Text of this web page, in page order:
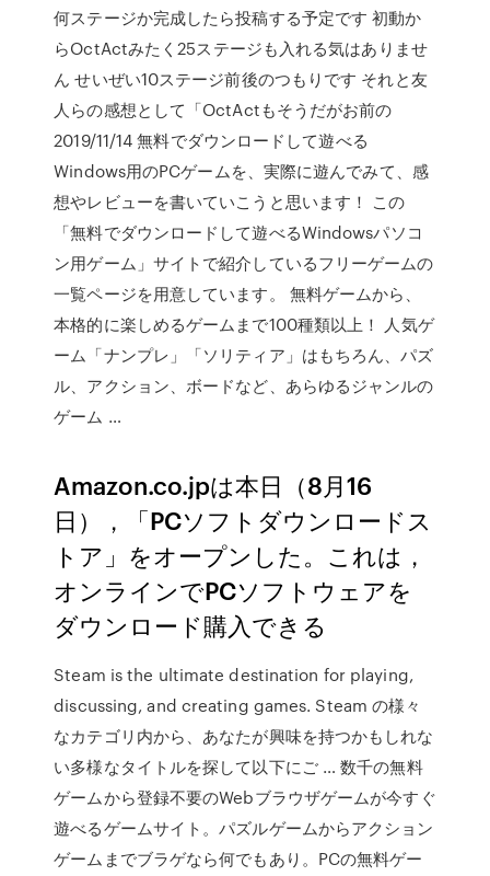
何ステージか完成したら投稿する予定です 初動か
らOctActみたく25ステージも入れる気はありませ
ん せいぜい10ステージ前後のつもりです それと友
人らの感想として「OctActもそうだがお前の
2019/11/14 無料でダウンロードして遊べる
Windows用のPCゲームを、実際に遊んでみて、感
想やレビューを書いていこうと思います！ この
「無料でダウンロードして遊べるWindowsパソコ
ン用ゲーム」サイトで紹介しているフリーゲームの
一覧ページを用意しています。 無料ゲームから、
本格的に楽しめるゲームまで100種類以上！ 人気ゲ
ーム「ナンプレ」「ソリティア」はもちろん、パズ
ル、アクション、ボードなど、あらゆるジャンルの
ゲーム …
Amazon.co.jpは本日（8月16
日），「PCソフトダウンロードス
トア」をオープンした。これは，
オンラインでPCソフトウェアを
ダウンロード購入できる
Steam is the ultimate destination for playing,
discussing, and creating games. Steam の様々
なカテゴリ内から、あなたが興味を持つかもしれな
い多様なタイトルを探して以下にご … 数千の無料
ゲームから登録不要のWebブラウザゲームが今すぐ
遊べるゲームサイト。パズルゲームからアクション
ゲームまでブラゲなら何でもあり。PCの無料ゲー